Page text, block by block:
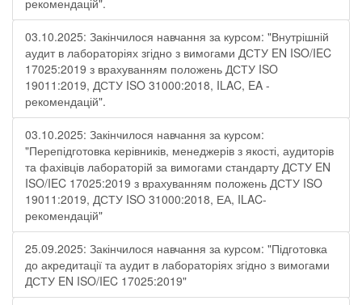
рекомендацій".
03.10.2025: Закінчилося навчання за курсом: "Внутрішній
аудит в лабораторіях згідно з вимогами ДСТУ EN ISO/IEC
17025:2019 з врахуванням положень ДСТУ ISO
19011:2019, ДСТУ ISO 31000:2018, ILAC, EA -
рекомендацій".
03.10.2025: Закінчилося навчання за курсом:
"Перепідготовка керівників, менеджерів з якості, аудиторів
та фахівців лабораторій за вимогами стандарту ДСТУ EN
ISO/IEC 17025:2019 з врахуванням положень ДСТУ ISO
19011:2019, ДСТУ ISO 31000:2018, ЕА, ILAC-
рекомендацій"
25.09.2025: Закінчилося навчання за курсом: "Підготовка
до акредитації та аудит в лабораторіях згідно з вимогами
ДСТУ EN ISO/IEC 17025:2019"